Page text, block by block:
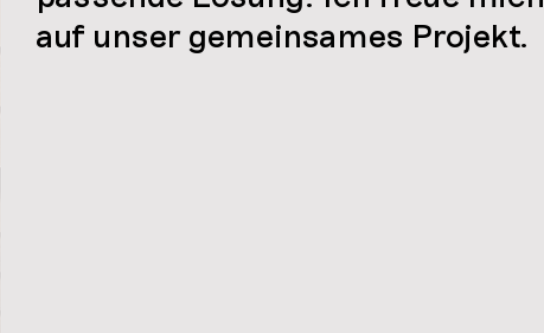
auf unser gemeinsames Projekt.